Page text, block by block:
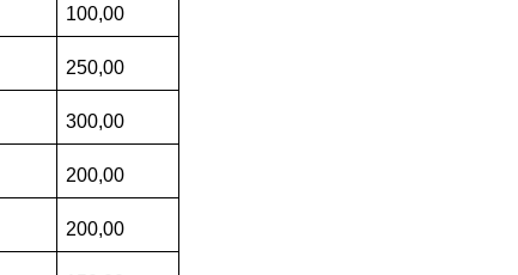
100,00
250,00
300,00
200,00
200,00